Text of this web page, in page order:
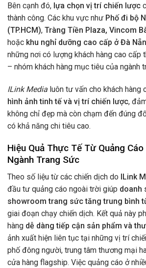
Bên cạnh đó, lựa chọn vị trí chiến lược
thành công. Các khu vực như Phố đi bộ
(TP.HCM), Tràng Tiền Plaza, Vincom
hoặc khu nghỉ dưỡng cao cấp ở Đà
những nơi có lượng khách hàng cao cấp
– nhóm khách hàng mục tiêu của ngành
ILink Media luôn tư vấn cho khách hàng
hình ảnh tinh tế và vị trí chiến lược,
không chỉ đẹp mà còn chạm đến đúng
có khả năng chi tiêu cao.
Hiệu Quả Thực Tế Từ Quảng
Ngành Trang Sức
Theo số liệu từ các chiến dịch do ILink
đầu tư quảng cáo ngoài trời giúp doanh
showroom trang sức tăng trung bình
giai đoạn chạy chiến dịch. Kết quả này
hàng dễ dàng tiếp cận sản phẩm và
ảnh xuất hiện liên tục tại những vị trí
phố đông người, trung tâm thương mại
cửa hàng flagship. Việc quảng cáo ở